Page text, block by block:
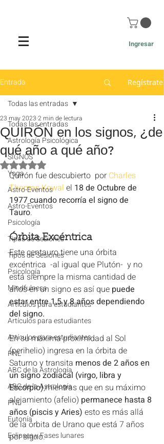
Ingresar
Entrada Regístrate
Todas las entradas
Astrología Psicológica
SIGNOS
Yoga
Astro-Eventos
Astro-Eventos
Psicología
Tipos de Sesiones
Tipos de Sesiones
Psicología
Mindfulness
Artículos para estudiantes
Artículos para estudiantes
Artículos para estudiantes
PNL
ABC de la Astrología
ABC de la Astrología
PNL
Eutonía
Eclipses y Fases lunares
Todas las entradas
QUIRÓN en los signos, ¿de
qué año a qué año?
23 may 2023 2 min de lectura
Obtuvo NaN de 5 estrellas.
Quirón fue descubierto  por Charles
Thomas Kowal el 18 de Octubre de
1977 cuando recorría el signo de
Tauro.
Órbita Excéntrica
Este centauro tiene una órbita
excéntrica  -al igual que Plutón-  y no
está siempre la misma cantidad de
años en un signo es así que puede
estar entre 1,5 y 8 años dependiendo
del signo.
En su máxima proximidad al Sol
(perihelio) ingresa en la órbita de
Saturno y transita menos de 2 años en
un signo zodiacal (virgo, libra y
Escorpio),mientras que en su máximo
alejamiento (afelio) permanece hasta 8
años (piscis y Aries) esto es más allá
de la órbita de Urano que está 7 años
por signo.